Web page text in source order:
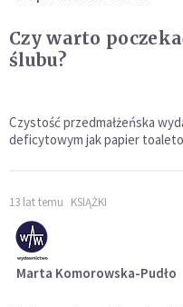
Czy warto
ślubu?
Czystość przedmałżeńska
deficytowym jak papier
13 lat temu KSIĄŻKI
Marta Komorowska-Pudło